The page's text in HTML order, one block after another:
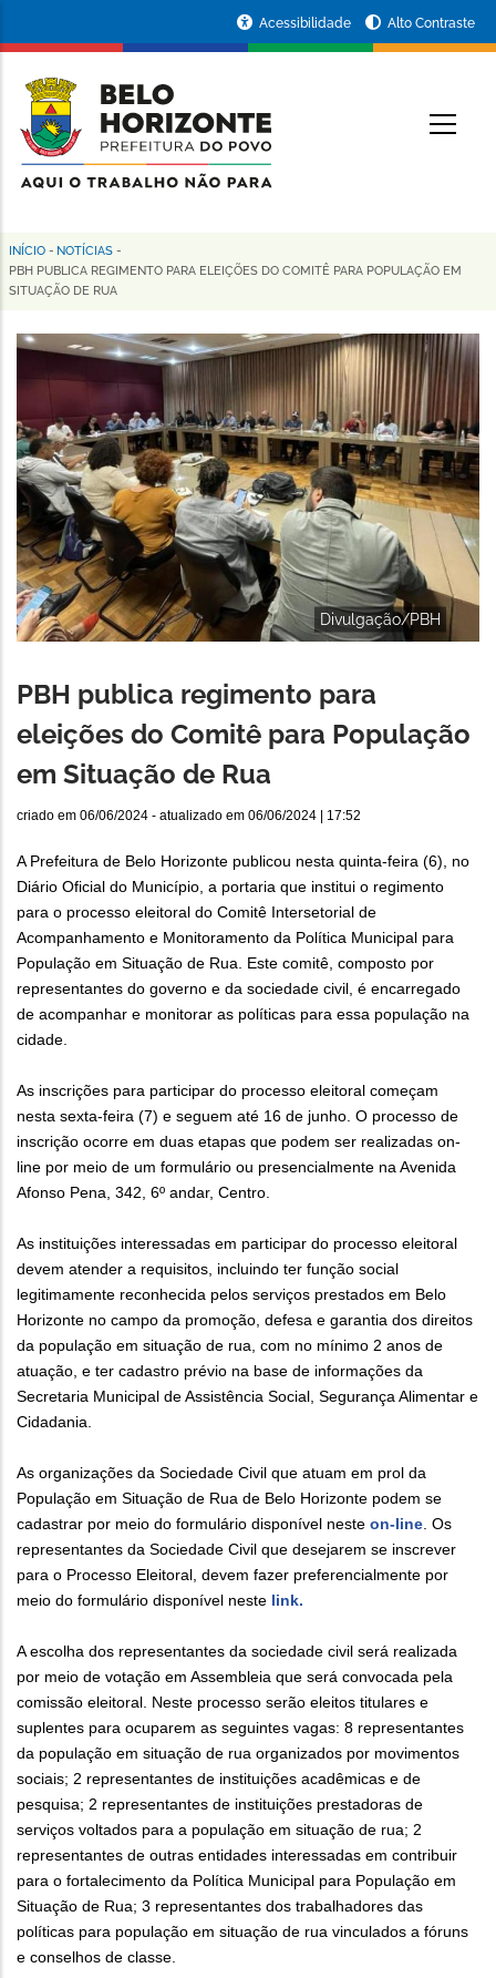
conteúdo
principal
da
Prefeitura
de
Horizonte
Acessibilidade Alto Contraste
Trilha
de
navegação
INÍCIO - NOTÍCIAS -
PBH PUBLICA REGIMENTO PARA ELEIÇÕES DO COMITÊ PARA POPULAÇÃO EM
SITUAÇÃO DE RUA
Divulgação/PBH
PBH publica regimento para
eleições do Comitê para População
em Situação de Rua
criado em 06/06/2024 - atualizado em 06/06/2024 | 17:52
A Prefeitura de Belo Horizonte publicou nesta quinta-feira (6), no
Diário Oficial do Município, a portaria que institui o regimento
para o processo eleitoral do Comitê Intersetorial de
Acompanhamento e Monitoramento da Política Municipal para
População em Situação de Rua. Este comitê, composto por
representantes do governo e da sociedade civil, é encarregado
de acompanhar e monitorar as políticas para essa população na
cidade.
As inscrições para participar do processo eleitoral começam
nesta sexta-feira (7) e seguem até 16 de junho. O processo de
inscrição ocorre em duas etapas que podem ser realizadas on-
line por meio de um formulário ou presencialmente na Avenida
Afonso Pena, 342, 6º andar, Centro.
As instituições interessadas em participar do processo eleitoral
devem atender a requisitos, incluindo ter função social
legitimamente reconhecida pelos serviços prestados em Belo
Horizonte no campo da promoção, defesa e garantia dos direitos
da população em situação de rua, com no mínimo 2 anos de
atuação, e ter cadastro prévio na base de informações da
Secretaria Municipal de Assistência Social, Segurança Alimentar e
Cidadania.
As organizações da Sociedade Civil que atuam em prol da
População em Situação de Rua de Belo Horizonte podem se
cadastrar por meio do formulário disponível neste on-line. Os
representantes da Sociedade Civil que desejarem se inscrever
para o Processo Eleitoral, devem fazer preferencialmente por
meio do formulário disponível neste link.
A escolha dos representantes da sociedade civil será realizada
por meio de votação em Assembleia que será convocada pela
comissão eleitoral. Neste processo serão eleitos titulares e
suplentes para ocuparem as seguintes vagas: 8 representantes
da população em situação de rua organizados por movimentos
sociais; 2 representantes de instituições acadêmicas e de
pesquisa; 2 representantes de instituições prestadoras de
serviços voltados para a população em situação de rua; 2
representantes de outras entidades interessadas em contribuir
para o fortalecimento da Política Municipal para População em
Situação de Rua; 3 representantes dos trabalhadores das
políticas para população em situação de rua vinculados a fóruns
e conselhos de classe.